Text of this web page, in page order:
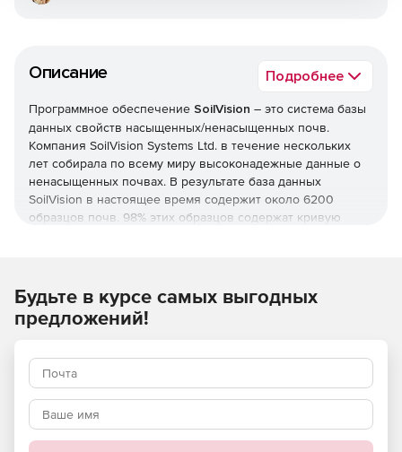
Описание Подробнее
Программное обеспечение SoilVision – это система базы
данных свойств насыщенных/ненасыщенных почв.
Компания SoilVision Systems Ltd. в течение нескольких
лет собирала по всему миру высоконадежные данные о
ненасыщенных почвах. В результате база данных
SoilVision в настоящее время содержит около 6200
образцов почв. 98% этих образцов содержат кривую
проводимости для более 700 ненасыщенных почв.
почв является ключевым при моделировании конечных
элементов воды и потока загрязняющих веществ,
проходящего через зону ненасыщенных почв. Методы
оценки свойств ненасыщенных почв не всегда могут
быть точными. Напротив, использование базы данных
Будьте в курсе самых выгодных
предложений!